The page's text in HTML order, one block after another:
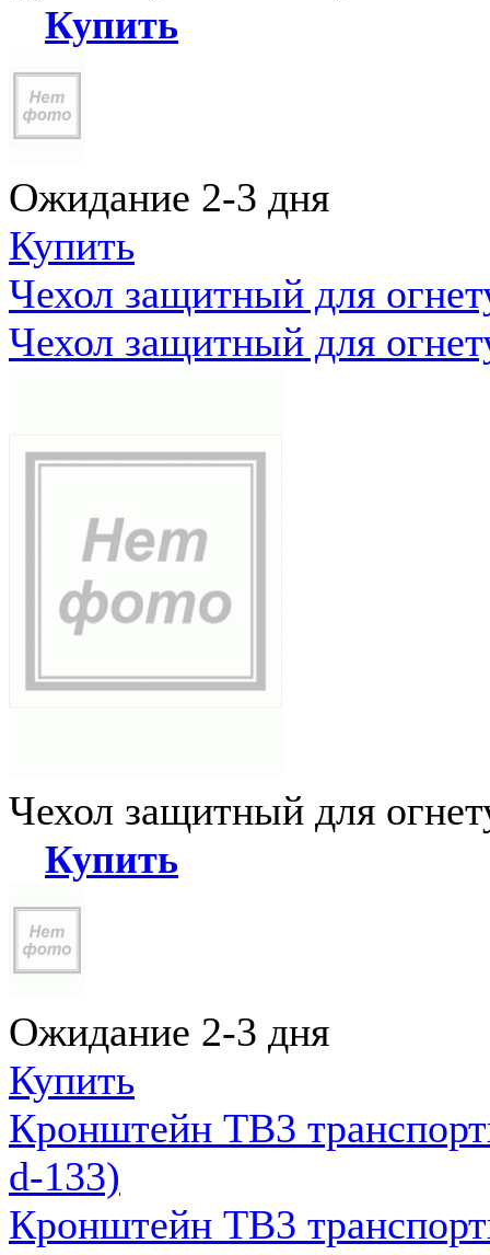
Купить
Ожидание 2-3 дня
Купить
Чехол защитный для
Чехол защитный для
Чехол защитный для
Купить
Ожидание 2-3 дня
Купить
Кронштейн ТВ3
d-133)
Кронштейн ТВ3